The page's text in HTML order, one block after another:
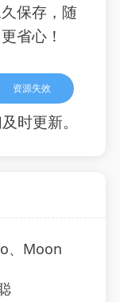
保存，随
省心！
资源失效
时更新。
、Moon